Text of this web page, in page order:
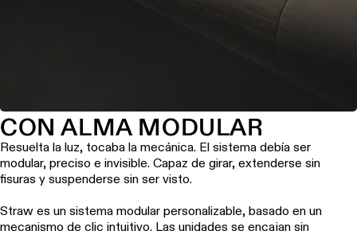
CON ALMA MODULAR
Resuelta la luz, tocaba la mecánica. El sistema debía ser
modular, preciso e invisible. Capaz de girar, extenderse sin
fisuras y suspenderse sin ser visto.
Straw es un sistema modular personalizable, basado en un
mecanismo de clic intuitivo. Las unidades se encajan sin